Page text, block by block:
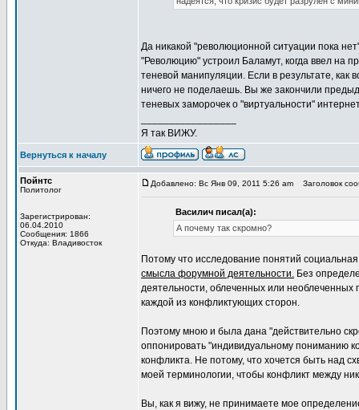
Да никакой "революционной ситуации пока
"Революцию" устроил Баламут, когда ввел на
теневой манипуляции. Если в результате,
ничего не поделаешь. Вы же закончили
теневых заморочек о "виртуальности"
Я так ВИЖУ.
Вернуться к началу
Пойнтс
Политолог
Зарегистрирован:
06.04.2010
Сообщения: 1866
Откуда: Владивосток
Добавлено: Вс Янв 09, 2011 5:26 am Заголовок
Василич писал(а):
А почему так скромно?
Потому что исследование понятий
смысла форумной деятельности. Без
деятельности, облеченных или
каждой из конфликтующих сторон.
Поэтому мною и была дана "действительно
оппонировать "индивидуальному пониманию
конфликта. Не потому, что хочется быть над
моей терминологии, чтобы конфликт между
Вы, как я вижу, не принимаете мое